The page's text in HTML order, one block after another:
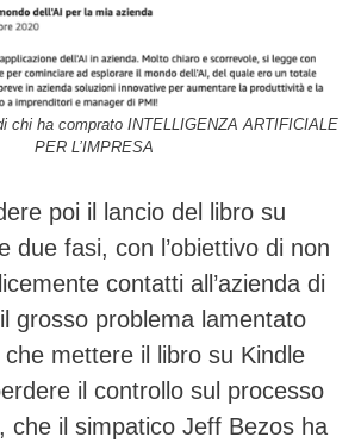
chi ha comprato INTELLIGENZA ARTIFICIALE
PER L’IMPRESA
poi il lancio del libro su
due fasi, con l’obiettivo di non
contatti all’azienda di
grosso problema lamentato
mettere il libro su Kindle
il controllo sul processo
che il simpatico Jeff Bezos ha